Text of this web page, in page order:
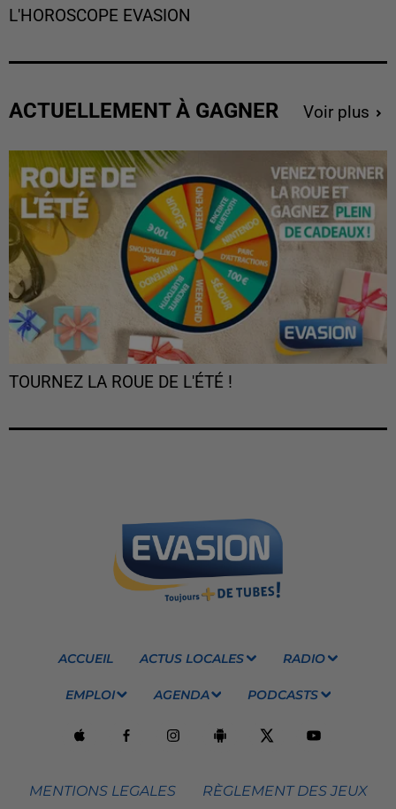
L'HOROSCOPE EVASION
ACTUELLEMENT À GAGNER Voir plus
TOURNEZ LA ROUE DE L'ÉTÉ !
ACCUEIL ACTUS LOCALES RADIO
EMPLOI AGENDA PODCASTS
MENTIONS LEGALES RÈGLEMENT DES JEUX